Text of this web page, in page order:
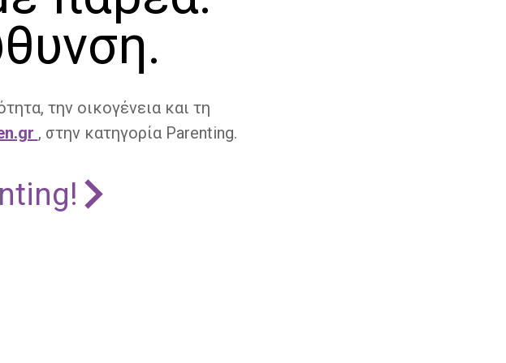
την οικογένεια και τη
, στην κατηγορία Parenting.